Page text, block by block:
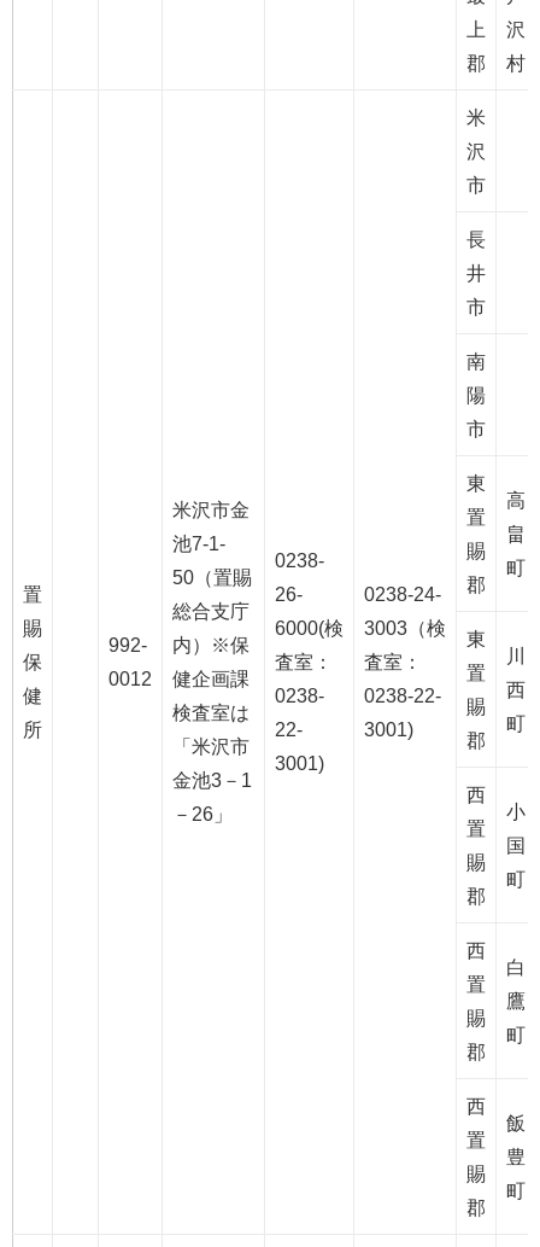
上
郡
沢
村
置
賜
保
健
所
992-
0012
米沢市金
池7-1-
50（置賜
総合支庁
内）※保
健企画課
検査室は
「米沢市
金池3－1
－26」
0238-
26-
6000(検
査室：
0238-
22-
3001)
0238-24-
3003（検
査室：
0238-22-
3001)
米
沢
市
長
井
市
南
陽
市
東
置
賜
郡
高
畠
町
東
置
賜
郡
西
町
西
置
賜
郡
小
国
町
西
置
賜
郡
白
鷹
町
西
置
賜
郡
飯
豊
町